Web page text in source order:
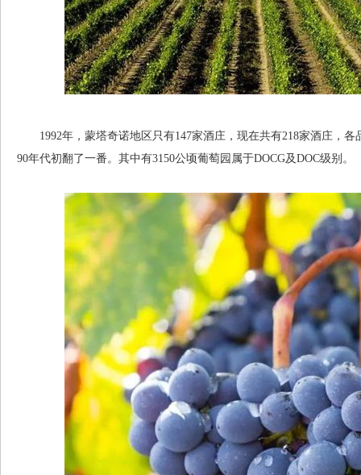
1992年，蒙塔奇诺地区只有147家酒庄，现在共有218家酒庄，各
90年代初翻了一番。其中有3150公顷葡萄园属于DOCG及DOC级别。